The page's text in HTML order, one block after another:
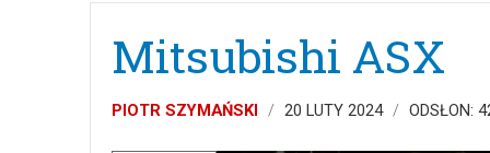
Mitsubishi ASX
PIOTR SZYMAŃSKI 20 LUTY 2024 ODSŁON: